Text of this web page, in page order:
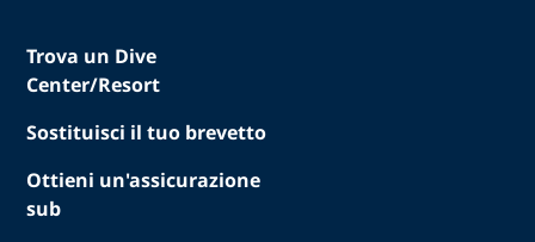
Trova un Dive
Center/Resort
Sostituisci il tuo brevetto
Ottieni un'assicurazione
sub